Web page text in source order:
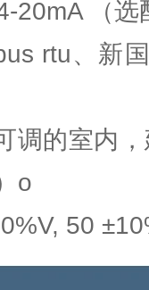
20mA （选
rtu、新
调的室内
o
50